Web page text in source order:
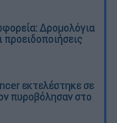
Δρομολόγια
προειδοποιήσεις
εκτελέστηκε σε
πυροβόλησαν στο